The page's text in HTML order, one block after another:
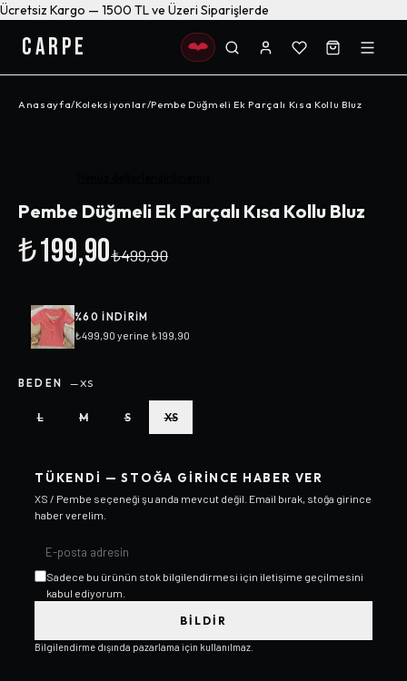
Ücretsiz Kargo — 1500 TL ve Üzeri Siparişlerde
CARPE
Anasayfa/Koleksiyonlar/Pembe Düğmeli Ek Parçalı Kısa Kollu Bluz
Pembe Düğmeli Ek Parçalı Kısa Kollu Bluz
₺199,90₺499,90
%60 INDIRIM
₺499,90 yerine ₺199,90
BEDEN —XS
L M S XS
TÜKENDI — STOĞA GIRINCE HABER VER
XS / Pembe seçeneği şu anda mevcut değil. Email bırak, stoğa girince
haber verelim.
Sadece bu ürünün stok bilgilendirmesi için iletişime geçilmesini
kabul ediyorum.
BILDIR
Bilgilendirme dışında pazarlama için kullanılmaz.